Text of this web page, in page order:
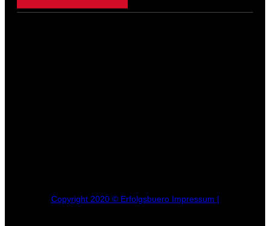
Copyright 2020 © Erfolgsbuero Impressum |